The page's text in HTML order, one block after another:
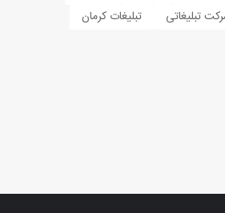
تبلیغاتی تبلیغات کرمان